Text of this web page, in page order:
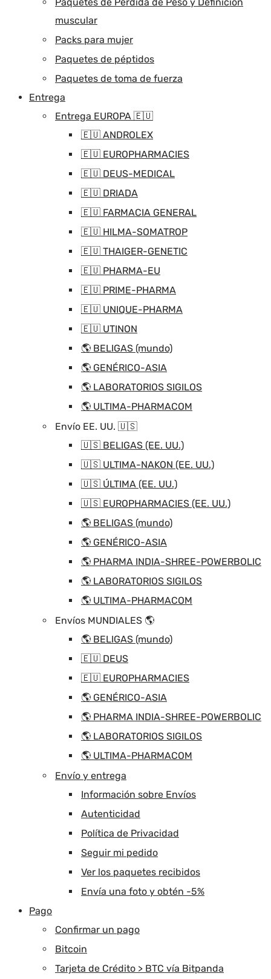
Paquetes de Pérdida de Peso y Definición
muscular
Packs para mujer
Paquetes de péptidos
Paquetes de toma de fuerza
Entrega
Entrega EUROPA 🇪🇺
🇪🇺 ANDROLEX
🇪🇺 EUROPHARMACIES
🇪🇺 DEUS-MEDICAL
🇪🇺 DRIADA
🇪🇺 FARMACIA GENERAL
🇪🇺 HILMA-SOMATROP
🇪🇺 THAIGER-GENETIC
🇪🇺 PHARMA-EU
🇪🇺 PRIME-PHARMA
🇪🇺 UNIQUE-PHARMA
🇪🇺 UTINON
🌎 BELIGAS (mundo)
🌎 GENÉRICO-ASIA
🌎 LABORATORIOS SIGILOS
🌎 ULTIMA-PHARMACOM
Envío EE. UU. 🇺🇸
🇺🇸 BELIGAS (EE. UU.)
🇺🇸 ULTIMA-NAKON (EE. UU.)
🇺🇸 ÚLTIMA (EE. UU.)
🇺🇸 EUROPHARMACIES (EE. UU.)
🌎 BELIGAS (mundo)
🌎 GENÉRICO-ASIA
🌎 PHARMA INDIA-SHREE-POWERBOLIC
🌎 LABORATORIOS SIGILOS
🌎 ULTIMA-PHARMACOM
Envíos MUNDIALES 🌎
🌎 BELIGAS (mundo)
🇪🇺 DEUS
🇪🇺 EUROPHARMACIES
🌎 GENÉRICO-ASIA
🌎 PHARMA INDIA-SHREE-POWERBOLIC
🌎 LABORATORIOS SIGILOS
🌎 ULTIMA-PHARMACOM
Envío y entrega
Información sobre Envíos
Autenticidad
Política de Privacidad
Seguir mi pedido
Ver los paquetes recibidos
Envía una foto y obtén -5%
Pago
Confirmar un pago
Bitcoin
Tarjeta de Crédito > BTC vía Bitpanda